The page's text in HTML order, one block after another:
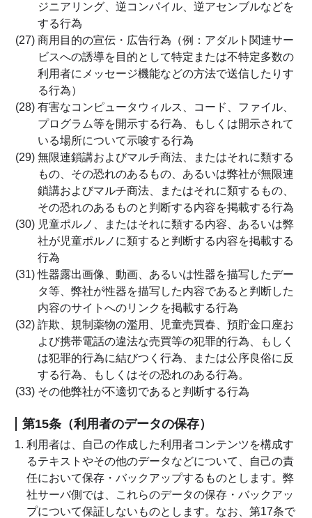
ジニアリング、逆コンパイル、逆アセンブルなどを
する行為
(27) 商用目的の宣伝・広告行為（例：アダルト関連サー
ビスへの誘導を目的として特定または不特定多数の
利用者にメッセージ機能などの方法で送信したりす
る行為）
(28) 有害なコンピュータウィルス、コード、ファイル、
プログラム等を開示する行為、もしくは開示されて
いる場所について示唆する行為
(29) 無限連鎖講およびマルチ商法、またはそれに類する
もの、その恐れのあるもの、あるいは弊社が無限連
鎖講およびマルチ商法、またはそれに類するもの、
その恐れのあるものと判断する内容を掲載する行為
(30) 児童ポルノ、またはそれに類する内容、あるいは弊
社が児童ポルノに類すると判断する内容を掲載する
行為
(31) 性器露出画像、動画、あるいは性器を描写したデー
タ等、弊社が性器を描写した内容であると判断した
内容のサイトへのリンクを掲載する行為
(32) 詐欺、規制薬物の濫用、児童売買春、預貯金口座お
よび携帯電話の違法な売買等の犯罪的行為、もしく
は犯罪的行為に結びつく行為、または公序良俗に反
する行為、もしくはその恐れのある行為。
(33) その他弊社が不適切であると判断する行為
第15条（利用者のデータの保存）
利用者は、自己の作成した利用者コンテンツを構成す
るテキストやその他のデータなどについて、自己の責
任において保存・バックアップするものとします。弊
社サーバ側では、これらのデータの保存・バックアッ
プについて保証しないものとします。なお、第17条で